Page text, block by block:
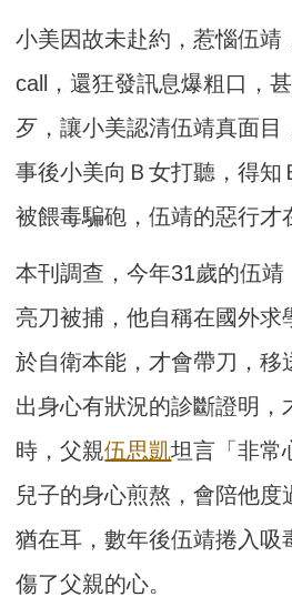
小美因故未赴約，惹惱伍靖
call，還狂發訊息爆粗口，
歹，讓小美認清伍靖真面目
事後小美向Ｂ女打聽，得知
被餵毒騙砲，伍靖的惡行才
本刊調查，今年31歲的伍
亮刀被捕，他自稱在國外求
於自衛本能，才會帶刀，移
出身心有狀況的診斷證明，
時，父親伍思凱坦言「非常
兒子的身心煎熬，會陪他度
猶在耳，數年後伍靖捲入吸
傷了父親的心。